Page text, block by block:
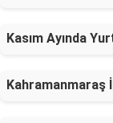
Kasım Ayında
Kahramanmaraş